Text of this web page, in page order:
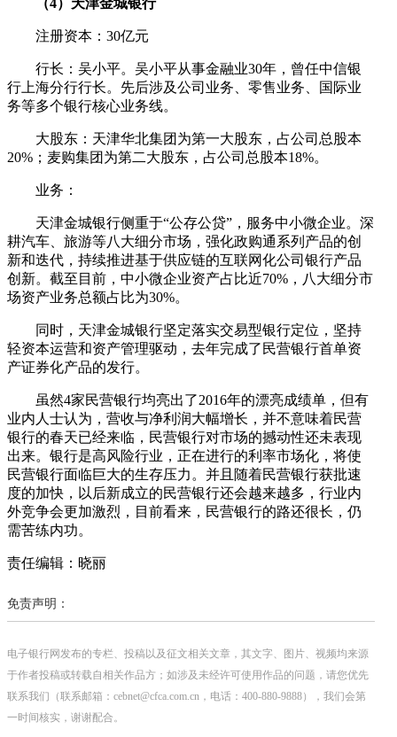
注册资本：30亿元
行长：吴小平。吴小平从事金融业30年，曾任中信银
行上海分行行长。先后涉及公司业务、零售业务、国际业
务等多个银行核心业务线。
大股东：天津华北集团为第一大股东，占公司总股本
20%；麦购集团为第二大股东，占公司总股本18%。
业务：
天津金城银行侧重于“公存公贷”，服务中小微企业。深
耕汽车、旅游等八大细分市场，强化政购通系列产品的创
新和迭代，持续推进基于供应链的互联网化公司银行产品
创新。截至目前，中小微企业资产占比近70%，八大细分市
场资产业务总额占比为30%。
同时，天津金城银行坚定落实交易型银行定位，坚持
轻资本运营和资产管理驱动，去年完成了民营银行首单资
产证券化产品的发行。
虽然4家民营银行均亮出了2016年的漂亮成绩单，但有
业内人士认为，营收与净利润大幅增长，并不意味着民营
银行的春天已经来临，民营银行对市场的撼动性还未表现
出来。银行是高风险行业，正在进行的利率市场化，将使
民营银行面临巨大的生存压力。并且随着民营银行获批速
度的加快，以后新成立的民营银行还会越来越多，行业内
外竞争会更加激烈，目前看来，民营银行的路还很长，仍
需苦练内功。
责任编辑：晓丽
免责声明：
电子银行网发布的专栏、投稿以及征文相关文章，其文字、图片、视频均来源
于作者投稿或转载自相关作品方；如涉及未经许可使用作品的问题，请您优先
联系我们（联系邮箱：cebnet@cfca.com.cn，电话：400-880-9888），我们会第
一时间核实，谢谢配合。